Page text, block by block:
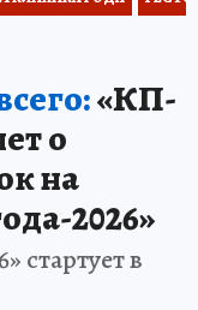
«КП-
о
на
2026»
стартует в